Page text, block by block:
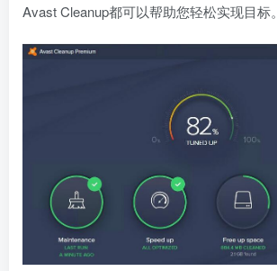
Avast Cleanup都可以帮助您轻松实现目标。